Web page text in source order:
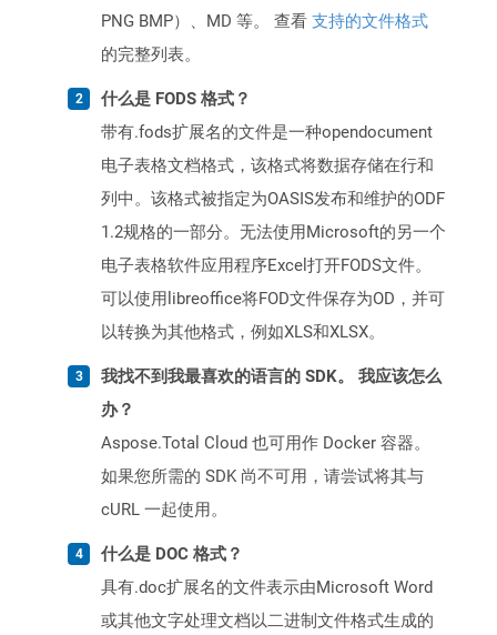
PNG BMP）、MD 等。 查看 支持的文件格式
的完整列表。
什么是 FODS 格式？
带有.fods扩展名的文件是一种opendocument
电子表格文档格式，该格式将数据存储在行和
列中。该格式被指定为OASIS发布和维护的ODF
1.2规格的一部分。无法使用Microsoft的另一个
电子表格软件应用程序Excel打开FODS文件。
可以使用libreoffice将FOD文件保存为OD，并可
以转换为其他格式，例如XLS和XLSX。
我找不到我最喜欢的语言的 SDK。 我应该怎么
办？
Aspose.Total Cloud 也可用作 Docker 容器。
如果您所需的 SDK 尚不可用，请尝试将其与
cURL 一起使用。
什么是 DOC 格式？
具有.doc扩展名的文件表示由Microsoft Word
或其他文字处理文档以二进制文件格式生成的